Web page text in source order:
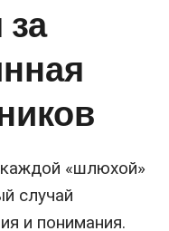
«шлюхой»
случай
и понимания.